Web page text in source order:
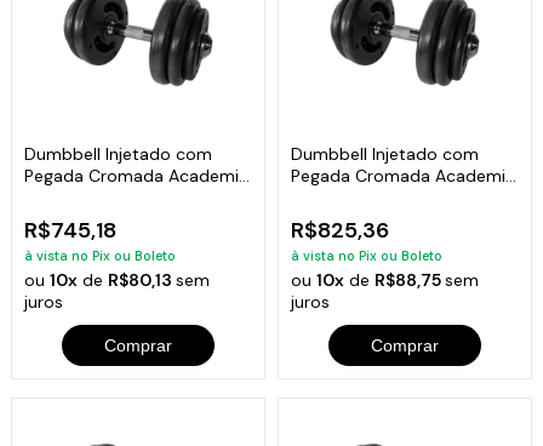
Dumbbell Injetado com
Pegada Cromada Academia
R$745,18
à vista no Pix ou Boleto
ou10x de R$80,13sem
juros
Comprar
Dumbbell Injetado com
Pegada Cromada Academia
R$825,36
à vista no Pix ou Boleto
ou 10xde R$88,75sem
juros
Comprar